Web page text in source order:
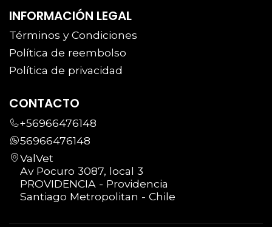
INFORMACIÓN LEGAL
Términos y Condiciones
Política de reembolso
Política de privacidad
CONTACTO
+56966476148
56966476148
ValVet
Av Pocuro 3087, local 3
PROVIDENCIA - Providencia
Santiago Metropolitan - Chile